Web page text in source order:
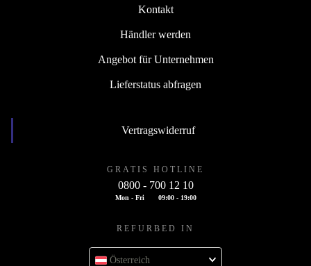
Kontakt
Händler werden
Angebot für Unternehmen
Lieferstatus abfragen
Vertragswiderruf
GRATIS HOTLINE
0800 - 700 12 10
Mon - Fri 09:00 - 19:00
REFURBED IN
Österreich